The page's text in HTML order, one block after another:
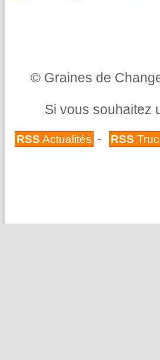
© Graines de
Si vous souhaitez
RSS Actualités - RSS